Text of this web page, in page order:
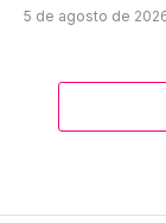
5 de agosto de